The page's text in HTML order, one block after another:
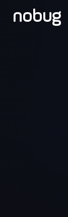
nobug